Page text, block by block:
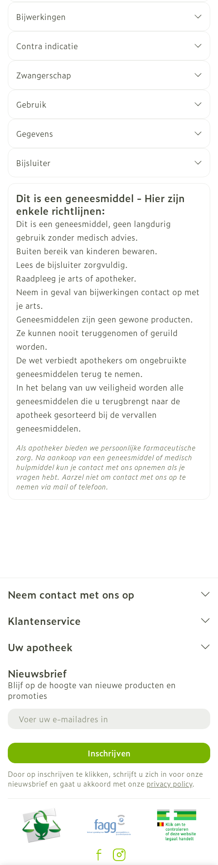
Bijwerkingen
Contra indicatie
Zwangerschap
Gebruik
Gegevens
Merken Heel
Breedte 55 mm
Lengte
Diepte 91 mm
Actieve
Ingrediënten
geen actieve ingrediënten
Behoud
25°C)
Bijsluiter
Veiligheidsinformatie
Dit is een geneesmiddel - Hier zijn
enkele richtlijnen:
Dit is een geneesmiddel, geen langdurig
gebruik zonder medisch advies.
Buiten bereik van kinderen bewaren.
Lees de bijsluiter zorgvuldig.
Raadpleeg je arts of apotheker.
Neem in geval van bijwerkingen contact op met
je arts.
Geneesmiddelen zijn geen gewone producten.
Ze kunnen nooit teruggenomen of geruild
worden.
De wet verbiedt apothekers om ongebruikte
geneesmiddelen terug te nemen.
In het belang van uw veiligheid worden alle
geneesmiddelen die u terugbrengt naar de
apotheek gesorteerd bij de vervallen
geneesmiddelen.
Als apotheker bieden we persoonlijke farmaceutische
zorg. Na aankoop van een geneesmiddel of medisch
hulpmiddel kun je contact met ons opnemen als je
vragen hebt. Aarzel niet om contact met ons op te
nemen via mail of telefoon.
Neem contact met ons op
Klantenservice
Uw apotheek
Nieuwsbrief
Blijf op de hoogte van nieuwe producten en
promoties
Inschrijven
Door op inschrijven te klikken, schrijft u zich in voor onze
nieuwsbrief en gaat u akkoord met onze privacy policy.